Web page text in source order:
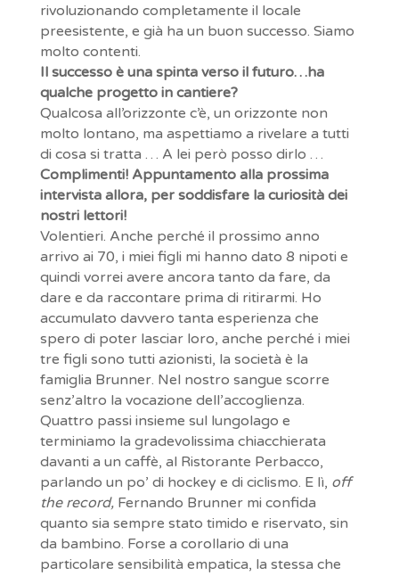
rivoluzionando completamente il locale
preesistente, e già ha un buon successo. Siamo
molto contenti.
Il successo è una spinta verso il futuro…ha
qualche progetto in cantiere?
Qualcosa all’orizzonte c’è, un orizzonte non
molto lontano, ma aspettiamo a rivelare a tutti
di cosa si tratta … A lei però posso dirlo …
Complimenti! Appuntamento alla prossima
intervista allora, per soddisfare la curiosità dei
nostri lettori!
Volentieri. Anche perché il prossimo anno
arrivo ai 70, i miei figli mi hanno dato 8 nipoti e
quindi vorrei avere ancora tanto da fare, da
dare e da raccontare prima di ritirarmi. Ho
accumulato davvero tanta esperienza che
spero di poter lasciar loro, anche perché i miei
tre figli sono tutti azionisti, la società è la
famiglia Brunner. Nel nostro sangue scorre
senz’altro la vocazione dell’accoglienza.
Quattro passi insieme sul lungolago e
terminiamo la gradevolissima chiacchierata
davanti a un caffè, al Ristorante Perbacco,
parlando un po’ di hockey e di ciclismo. E lì, off
the record,Fernando Brunner mi confida
quanto sia sempre stato timido e riservato, sin
da bambino. Forse a corollario di una
particolare sensibilità empatica, la stessa che